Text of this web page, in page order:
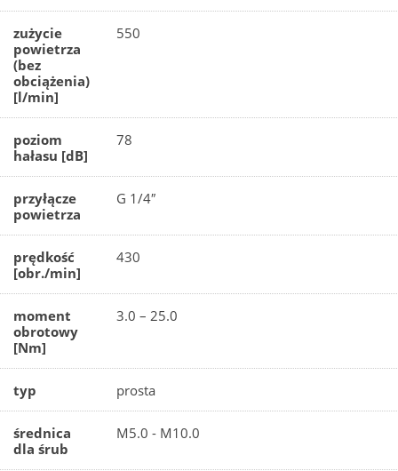
zużycie
powietrza
(bez
obciążenia)
[l/min]
550
poziom
hałasu [dB]
78
przyłącze
powietrza
G 1/4″
prędkość
[obr./min]
430
moment
obrotowy
[Nm]
3.0 – 25.0
typ prosta
średnica
dla śrub
M5.0 - M10.0